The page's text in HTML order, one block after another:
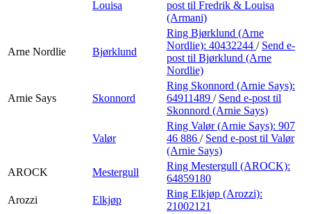
Louisa
post til Fredrik & Louisa
(Armani)
Arne Nordlie Bjørklund
Ring Bjørklund (Arne
Nordlie): 40432244 / Send e-
post til Bjørklund (Arne
Nordlie)
Arnie Says Skonnord
Ring Skonnord (Arnie Says):
64911489 / Send e-post til
Skonnord (Arnie Says)
Valør
Ring Valør (Arnie Says): 907
46 886 / Send e-post til Valør
(Arnie Says)
AROCK
Mestergull
Ring Mestergull (AROCK):
64859180
Arozzi
Elkjøp
Ring Elkjøp (Arozzi):
21002121